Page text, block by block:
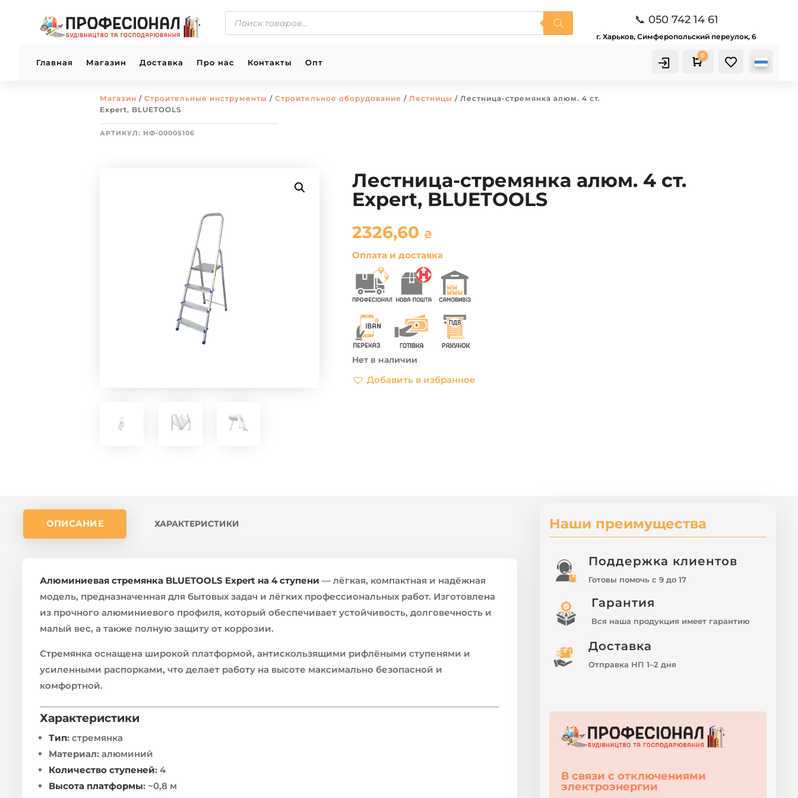
ПОИСК
ТОВАРОВ
📞 050 742 14 61
г. Харьков, Симферопольский переулок, 6
Главная Магазин Доставка Про нас Контакты Опт Корзина
0

Магазин / Строительные инструменты / Строительное оборудование / Лестницы / Лестница-стремянка алюм. 4 ст.
Expert, BLUETOOLS
АРТИКУЛ: НФ-00005106
Лестница-стремянка алюм. 4 ст.
Expert, BLUETOOLS
2326,60 ₴
Оплата и доставка
Нет в наличии
Добавить в избранное
ОПИСАНИЕ ХАРАКТЕРИСТИКИ
Алюминиевая стремянка BLUETOOLS Expert на 4 ступени — лёгкая, компактная и надёжная
модель, предназначенная для бытовых задач и лёгких профессиональных работ. Изготовлена
из прочного алюминиевого профиля, который обеспечивает устойчивость, долговечность и
малый вес, а также полную защиту от коррозии.
Стремянка оснащена широкой платформой, антискользящими рифлёными ступенями и
усиленными распорками, что делает работу на высоте максимально безопасной и
комфортной.
Характеристики
Тип: стремянка
Материал: алюминий
Количество ступеней: 4
Высота платформы: ~0,8 м
Наши преимущества
Поддержка клиентов
Готовы помочь с 9 до 17
Гарантия
Вся наша продукция имеет гарантию
Доставка
Отправка НП 1–2 дня
В связи с отключениями
электроэнергии